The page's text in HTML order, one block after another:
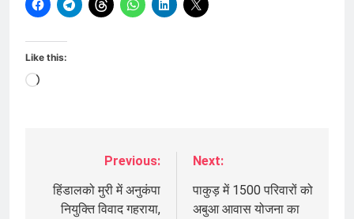
Like this:
Loading…
navigation
Previous:
हिंडालको मुरी में अनुकंपा
नियुक्ति विवाद गहराया,
Next:
पाकुड़ में 1500 परिवारों को
अबुआ आवास योजना का